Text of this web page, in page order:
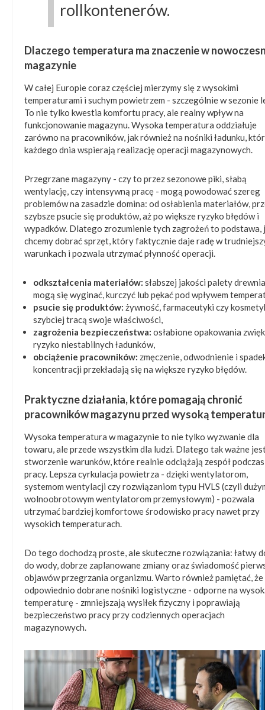
rollkontenerów.
Dlaczego temperatura ma znaczenie w
magazynie
W całej Europie coraz częściej mierzymy się z wysokimi
temperaturami i suchym powietrzem - szczególnie w sezonie
To nie tylko kwestia komfortu pracy, ale realny wpływ na
funkcjonowanie magazynu. Wysoka temperatura oddziałuje
zarówno na pracowników, jak również na nośniki ładunku,
każdego dnia wspierają realizację operacji magazynowych.
Przegrzane magazyny - czy to przez sezonowe piki, słabą
wentylację, czy intensywną pracę - mogą powodować szereg
problemów na zasadzie domina: od osłabienia materiałów,
szybsze psucie się produktów, aż po większe ryzyko błędów i
wypadków. Dlatego zrozumienie tych zagrożeń to podstawa,
chcemy dobrać sprzęt, który faktycznie daje radę w
warunkach i pozwala utrzymać płynność operacji.
odkształcenia materiałów: słabszej jakości palety
mogą się wyginać, kurczyć lub pękać pod wpływem
psucie się produktów: żywność, farmaceutyki czy
szybciej tracą swoje właściwości,
zagrożenia bezpieczeństwa: osłabione opakowania
ryzyko niestabilnych ładunków,
obciążenie pracowników: zmęczenie, odwodnienie i
koncentracji przekładają się na większe ryzyko błędów.
Praktyczne działania, które pomagają chronić
pracowników magazynu przed wysoką
Wysoka temperatura w magazynie to nie tylko wyzwanie dla
towaru, ale przede wszystkim dla ludzi. Dlatego tak ważne
stworzenie warunków, które realnie odciążają zespół podczas
pracy. Lepsza cyrkulacja powietrza - dzięki wentylatorom,
systemom wentylacji czy rozwiązaniom typu HVLS (czyli
wolnoobrotowym wentylatorom przemysłowym) - pozwala
utrzymać bardziej komfortowe środowisko pracy nawet przy
wysokich temperaturach.
Do tego dochodzą proste, ale skuteczne rozwiązania: łatwy
do wody, dobrze zaplanowane zmiany oraz świadomość
objawów przegrzania organizmu. Warto również pamiętać, że
odpowiednio dobrane nośniki logistyczne - odporne na
temperaturę - zmniejszają wysiłek fizyczny i poprawiają
bezpieczeństwo pracy przy codziennych operacjach
magazynowych.